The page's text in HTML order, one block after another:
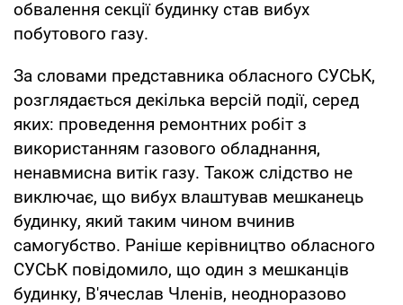
обвалення секції будинку став вибух
побутового газу.
За словами представника обласного СУСЬК,
розглядається декілька версій події, серед
яких: проведення ремонтних робіт з
використанням газового обладнання,
ненавмисна витік газу. Також слідство не
виключає, що вибух влаштував мешканець
будинку, який таким чином вчинив
самогубство. Раніше керівництво обласного
СУСЬК повідомило, що один з мешканців
будинку, В'ячеслав Членів, неодноразово